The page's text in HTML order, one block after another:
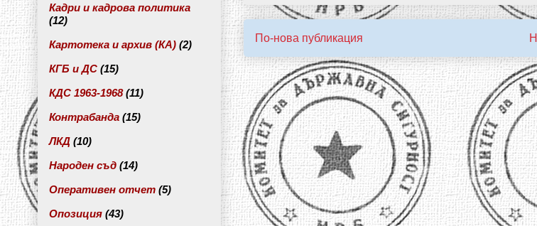
По-нова публикация
Кадри и кадрова политика
(12)
Картотека и архив (КА) (2)
КГБ и ДС (15)
КДС 1963-1968 (11)
Контрабанда (15)
ЛКД (10)
Народен съд (14)
Оперативен отчет (5)
Опозиция (43)